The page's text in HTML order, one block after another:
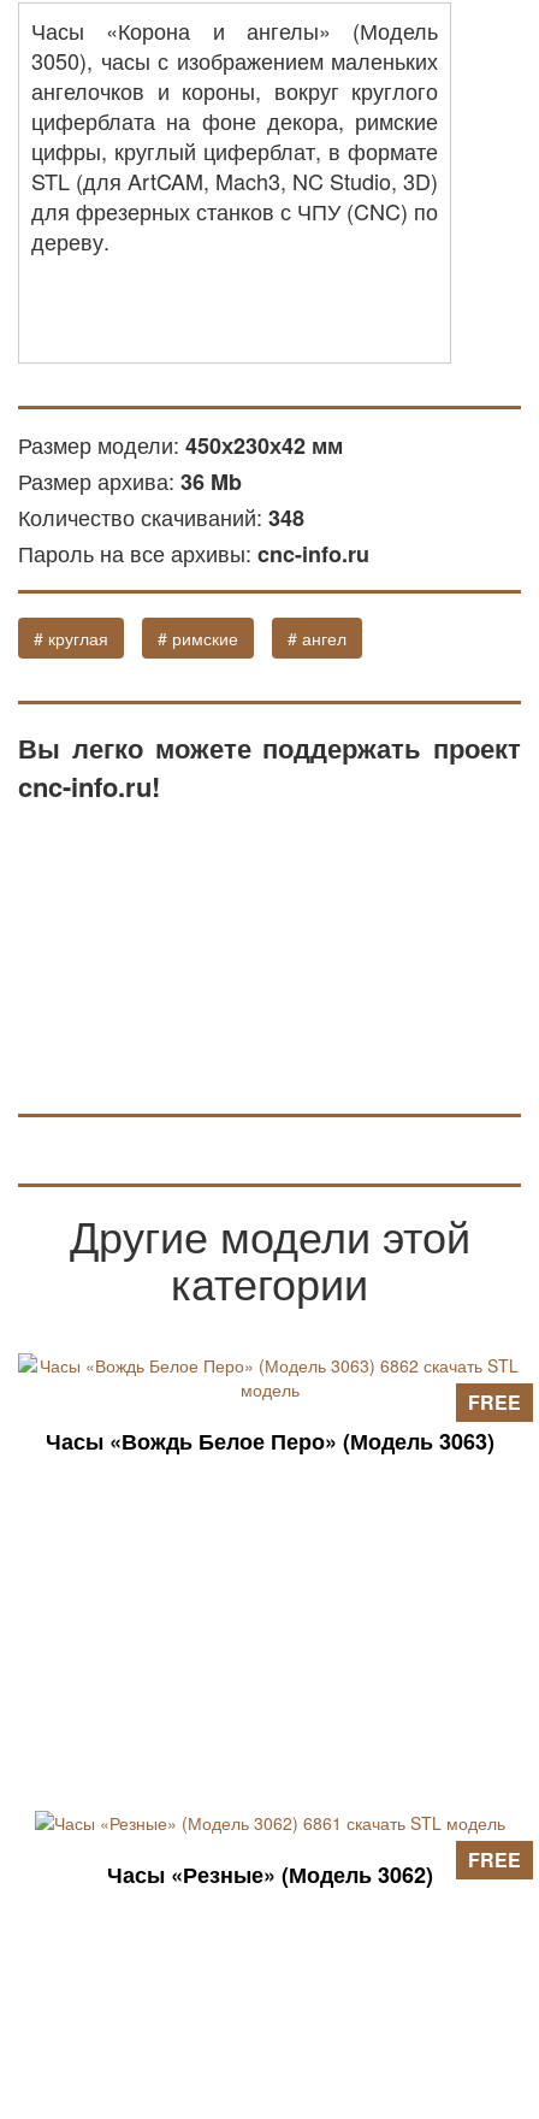
Часы «Корона и ангелы» (Модель
3050), часы с изображением маленьких
ангелочков и короны, вокруг круглого
циферблата на фоне декора, римские
цифры, круглый циферблат, в формате
STL (для ArtCAM, Mach3, NC Studio, 3D)
для фрезерных станков с ЧПУ (CNC) по
дереву.
Размер модели: 450х230х42 мм
Размер архива: 36 Mb
Количество скачиваний: 348
Пароль на все архивы: cnc-info.ru
# круглая # римские # ангел
Вы легко можете поддержать проект
cnc-info.ru!
Другие модели этой
категории
Часы «Вождь Белое Перо» (Модель 3063)
FREE
Часы «Резные» (Модель 3062) FREE